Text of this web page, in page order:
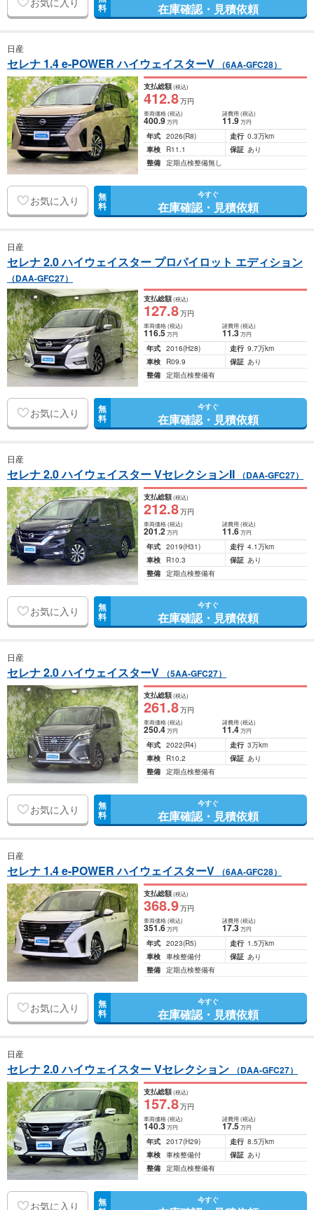
料 在庫確認・見積依頼
日産
セレナ 1.4 e-POWER ハイウェイスターV （6AA-GFC28）
支払総額(税込)
412.8万円
車両価格(税込)
400.9万円
諸費用 (税込)
11.9 万円
年式 2026(R8) 走行 0.3万km
車検
R11.1 保証 あり
整備 定期点検整備無し
お気に入り 無
料
今すぐ
在庫確認・見積依頼
日産
セレナ 2.0 ハイウェイスター プロパイロット エディション
（DAA-GFC27）
支払総額(税込)
127.8万円
車両価格(税込)
116.5万円
諸費用 (税込)
11.3 万円
年式 2016(H28) 走行 9.7万km
車検
R09.9 保証 あり
整備 定期点検整備有
お気に入り 無
料
今すぐ
在庫確認・見積依頼
日産
セレナ 2.0 ハイウェイスター VセレクションII （DAA-GFC27）
支払総額(税込)
212.8万円
車両価格(税込)
201.2万円
諸費用 (税込)
11.6 万円
年式 2019(H31) 走行 4.1万km
車検
R10.3 保証 あり
整備 定期点検整備有
お気に入り 無
料
今すぐ
在庫確認・見積依頼
日産
セレナ 2.0 ハイウェイスターV （5AA-GFC27）
支払総額(税込)
261.8万円
車両価格(税込)
250.4万円
諸費用 (税込)
11.4 万円
年式 2022(R4) 走行 3万km
車検
R10.2 保証 あり
整備 定期点検整備有
お気に入り 無
料
今すぐ
在庫確認・見積依頼
日産
セレナ 1.4 e-POWER ハイウェイスターV （6AA-GFC28）
支払総額(税込)
368.9万円
車両価格(税込)
351.6万円
諸費用 (税込)
17.3 万円
年式 2023(R5) 走行 1.5万km
車検 車検整備付 保証 あり
整備 定期点検整備有
お気に入り 無
料
今すぐ
在庫確認・見積依頼
日産
セレナ 2.0 ハイウェイスター Vセレクション （DAA-GFC27）
支払総額(税込)
157.8万円
車両価格(税込)
140.3万円
諸費用 (税込)
17.5 万円
年式 2017(H29) 走行 8.5万km
車検 車検整備付 保証 あり
整備 定期点検整備有
お気に入り 無 今すぐ